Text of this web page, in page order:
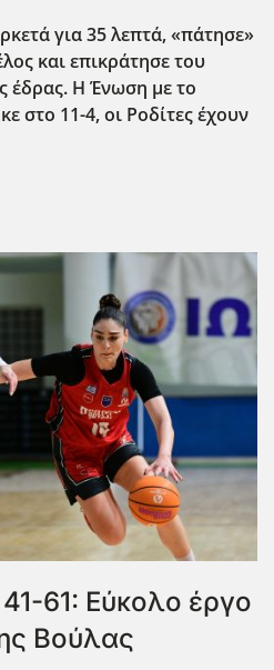
για 35 λεπτά, «πάτησε»
και επικράτησε του
έδρας. Η Ένωση με το
στο 11-4, οι Ροδίτες έχουν
61: Εύκολο έργο
Βούλας